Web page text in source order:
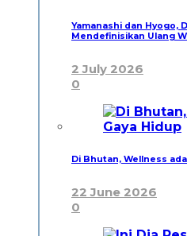
Yamanashi dan Hyogo,
Mendefinisikan Ulang
2 July 2026
0
Di Bhutan, Wellness
22 June 2026
0